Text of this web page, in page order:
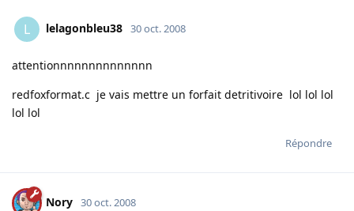
L lelagonbleu38 30 oct. 2008
attentionnnnnnnnnnnnnn
redfoxformat.c je vais mettre un forfait detritivoire lol lol lol
lol lol
Répondre
Nory 30 oct. 2008